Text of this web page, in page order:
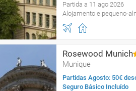
Partida a 11 ago 2026
Alojamento e pequeno-
Rosewood Munich
Munique
Partidas Agosto: 50€
Seguro Básico Incluído